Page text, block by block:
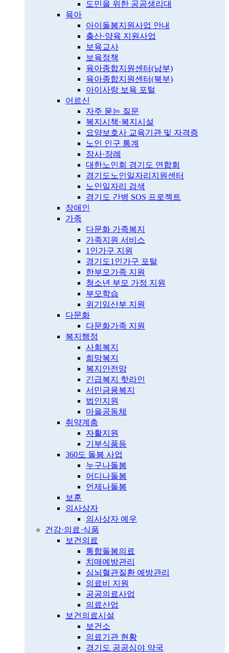
도민을 위한 공공생리대
육아
아이돌봄지원사업 안내
출산·양육 지원사업
보육교사
보육정책
육아종합지원센터(남부)
육아종합지원센터(북부)
아이사랑 보육 포털
어르신
자주 묻는 질문
복지시책·복지시설
요양보호사 교육기관 및 자격증
노인 인구 통계
장사·장례
대한노인회 경기도 연합회
경기도노인일자리지원센터
노인일자리 검색
경기도 간병 SOS 프로젝트
장애인
가족
다문화 가족복지
가족지원 서비스
1인가구 지원
경기도1인가구 포털
한부모가족 지원
청소년 부모 가정 지원
부모학습
위기임산부 지원
다문화
다문화가족 지원
복지행정
사회복지
희망복지
복지안전망
긴급복지 핫라인
서민금융복지
법인지원
마을공동체
취약계층
자활지원
기부식품등
360도 돌봄 사업
누구나돌봄
어디나돌봄
언제나돌봄
보훈
의사상자
의사상자 예우
건강·의료·식품
보건의료
통합돌봄의료
치매예방관리
심뇌혈관질환 예방관리
의료비 지원
공공의료사업
의료산업
보건의료시설
보건소
의료기관 현황
경기도 공공심야 약국